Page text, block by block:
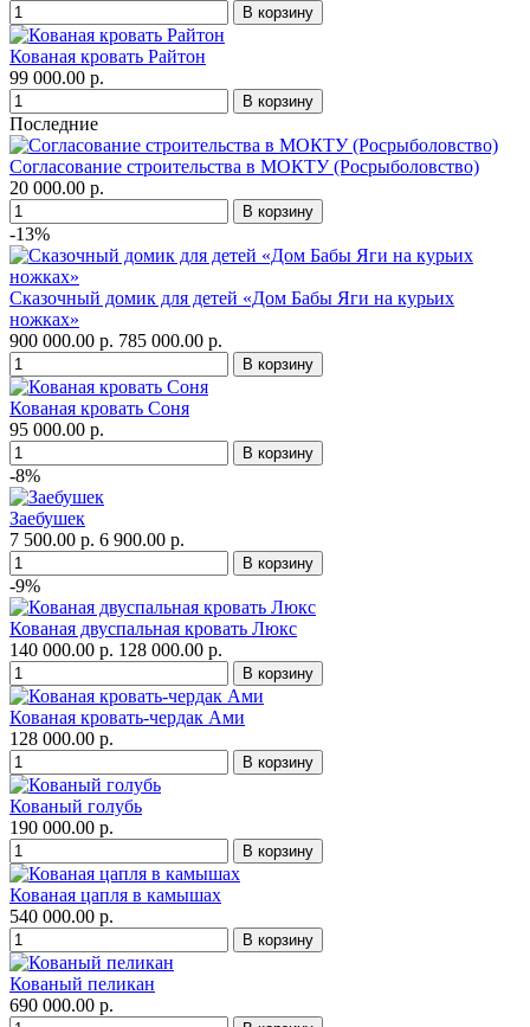
Кованая кровать Райтон
99 000.00 р.
Последние
Согласование строительства в МОКТУ (Росрыболовство)
20 000.00 р.
-13%
Сказочный домик для детей «Дом Бабы Яги на курьих
ножках»
900 000.00 р. 785 000.00 р.
Кованая кровать Соня
95 000.00 р.
-8%
Заебушек
7 500.00 р. 6 900.00 р.
-9%
Кованая двуспальная кровать Люкс
140 000.00 р. 128 000.00 р.
Кованая кровать-чердак Ами
128 000.00 р.
Кованый голубь
190 000.00 р.
Кованая цапля в камышах
540 000.00 р.
Кованый пеликан
690 000.00 р.